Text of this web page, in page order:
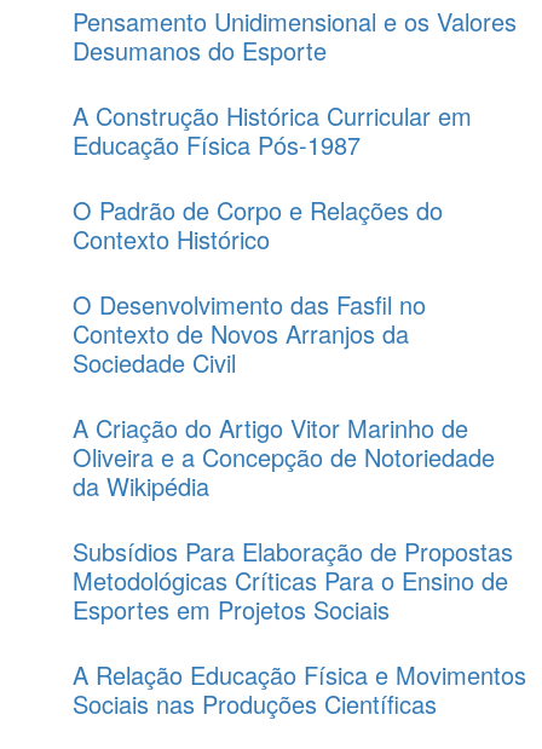
Pensamento Unidimensional e os Valores
Desumanos do Esporte
A Construção Histórica Curricular em
Educação Física Pós-1987
O Padrão de Corpo e Relações do
Contexto Histórico
O Desenvolvimento das Fasfil no
Contexto de Novos Arranjos da
Sociedade Civil
A Criação do Artigo Vitor Marinho de
Oliveira e a Concepção de Notoriedade
da Wikipédia
Subsídios Para Elaboração de Propostas
Metodológicas Críticas Para o Ensino de
Esportes em Projetos Sociais
A Relação Educação Física e Movimentos
Sociais nas Produções Científicas